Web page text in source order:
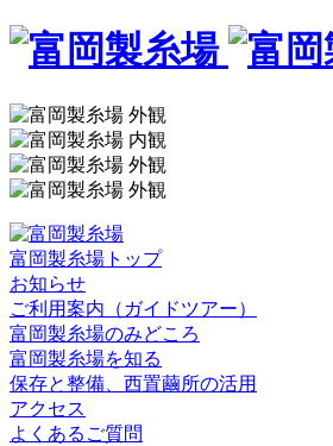
富岡製糸場トップ
お知らせ
ご利用案内（ガイドツアー）
富岡製糸場のみどころ
富岡製糸場を知る
保存と整備、西置繭所の活用
アクセス
よくあるご質問